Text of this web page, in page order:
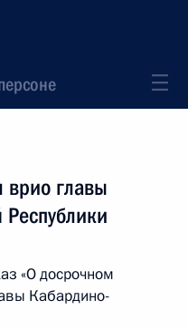
врио главы
«О досрочном
Кабардино-